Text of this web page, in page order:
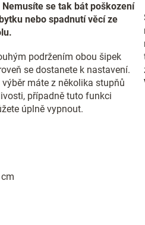
Nemusíte se tak bát poškození
nebo spadnutí věcí ze
podržením obou šipek
se dostanete k nastavení.
výběr máte z několika stupňů
případně tuto funkci
úplně vypnout.